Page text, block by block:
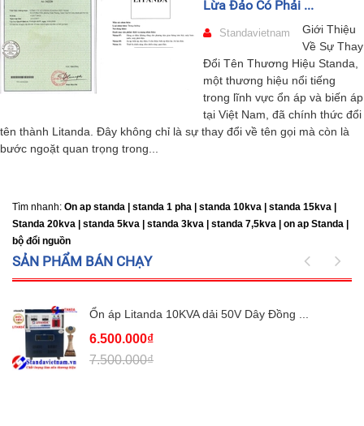
Lừa Đảo Có Phải ...
Standavietnam
Giới Thiệu
Về Sự Thay
Đổi Tên Thương Hiệu Standa,
một thương hiệu nổi tiếng
trong lĩnh vực ổn áp và biến áp
tại Việt Nam, đã chính thức đổi
tên thành Litanda. Đây không chỉ là sự thay đổi về tên gọi mà còn là
bước ngoặt quan trọng trong...
Tìm nhanh: On ap standa | standa 1 pha | standa 10kva | standa 15kva |
Standa 20kva |
standa 5kva | standa 3kva | standa 7,5kva | on ap Standa |
bộ đổi nguồn
SẢN PHẨM BÁN CHẠY
Ổn áp Litanda 10KVA dải 50V Dây Đồng ...
6.500.000₫
7.500.000₫